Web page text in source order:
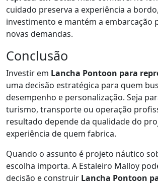
cuidado preserva a experiência a
investimento e mantém a embarcação
novas demandas.
Conclusão
Investir em Lancha Pontoon para
uma decisão estratégica para quem
desempenho e personalização. Seja
turismo, transporte ou operação
resultado depende da qualidade do
experiência de quem fabrica.
Quando o assunto é projeto náutico
escolha importa. A Estaleiro Malloy
decisão e construir Lancha Pontoon